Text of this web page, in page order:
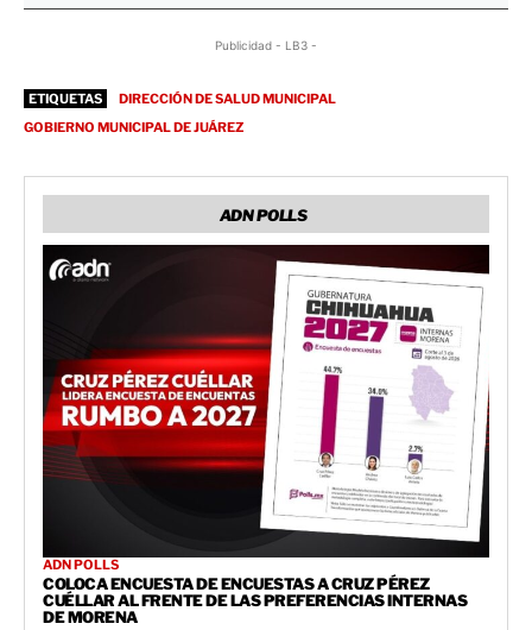
Publicidad - LB3 -
ETIQUETAS
DIRECCIÓN DE SALUD MUNICIPAL
GOBIERNO MUNICIPAL DE JUÁREZ
ADN POLLS
ADN POLLS
COLOCA ENCUESTA DE ENCUESTAS A CRUZ PÉREZ
CUÉLLAR AL FRENTE DE LAS PREFERENCIAS INTERNAS
DE MORENA